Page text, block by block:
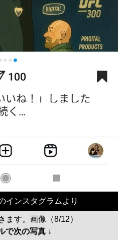
インスタグラムより
ます。画像（8/12）
で次の写真 ↓